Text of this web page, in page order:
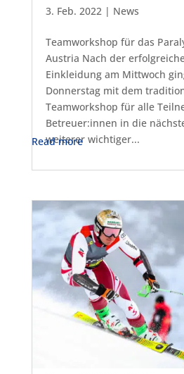
3. Feb. 2022| News
Teamworkshop für das
Austria Nach der
Einkleidung am Mittwoch
Donnerstag mit dem
Teamworkshop für alle
Betreuer:innen in die
weiterer wichtiger...
Read more